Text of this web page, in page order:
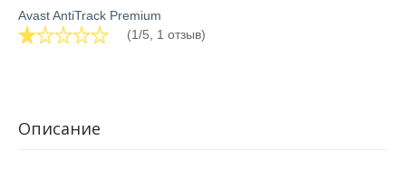
Avast AntiTrack Premium
(1/5, 1 отзыв)
Описание